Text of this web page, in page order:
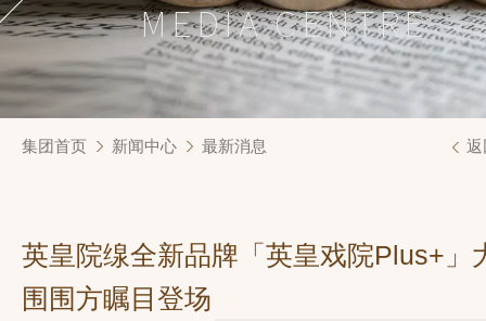
MEDIA CENTRE
返
集团首页 新闻中心 最新消息
英皇院缐全新品牌「英皇戏院Plus+」
围围方瞩目登场